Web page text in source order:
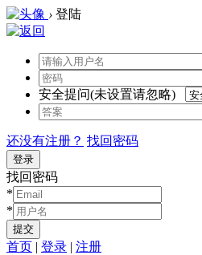
› 登陆
安全提问(未设置请忽略)
还没有注册？ 找回密码
登录
找回密码
*
*
提交
首页 | 登录 | 注册